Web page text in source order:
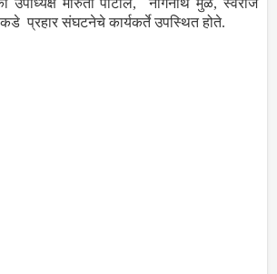
उपाध्यक्ष मारुती पाटील, नागनाथ मुळे, स्वराज
प्रहार संघटनेचे कार्यकर्ते उपस्थित होते.